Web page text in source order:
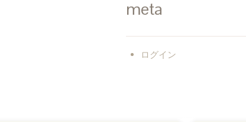
meta
ログイン